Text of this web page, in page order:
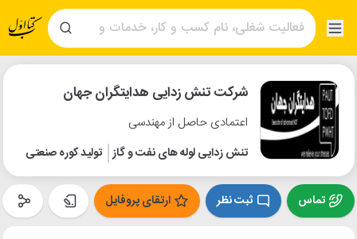
شرکت تنش زدایی هدایتگران جهان
اعتمادی حاصل از مهندسی
تنش زدایی لوله های نفت و گاز تولید کوره صنعتی
تماس ثبت نظر ارتقای پروفایل